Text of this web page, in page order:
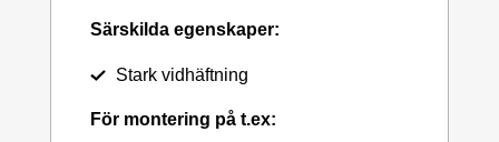
Särskilda egenskaper:
Stark vidhäftning
För montering på t.ex: